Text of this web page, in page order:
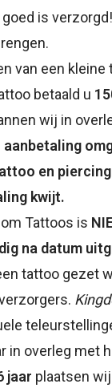
is
van een kleine
betaald u
wij in
aanbetaling
en
kwijt.
Tattoos is
na datum
tattoo gezet
in overleg met
jaar plaatsen